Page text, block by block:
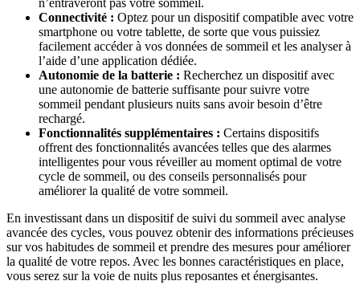
Connectivité : Optez pour un dispositif compatible avec votre
smartphone ou votre tablette, de sorte que vous puissiez
facilement accéder à vos données de sommeil et les analyser à
l’aide d’une application dédiée.
Autonomie de la batterie : Recherchez un dispositif avec
une autonomie de batterie suffisante pour suivre votre
sommeil pendant plusieurs nuits sans avoir besoin d’être
rechargé.
Fonctionnalités supplémentaires : Certains dispositifs
offrent des fonctionnalités avancées telles que des alarmes
intelligentes pour vous réveiller au moment optimal de votre
cycle de sommeil, ou des conseils personnalisés pour
améliorer la qualité de votre sommeil.
En investissant dans un dispositif de suivi du sommeil avec analyse
avancée des cycles, vous pouvez obtenir des informations précieuses
sur vos habitudes de sommeil et prendre des mesures pour améliorer
la qualité de votre repos. Avec les bonnes caractéristiques en place,
vous serez sur la voie de nuits plus reposantes et énergisantes.